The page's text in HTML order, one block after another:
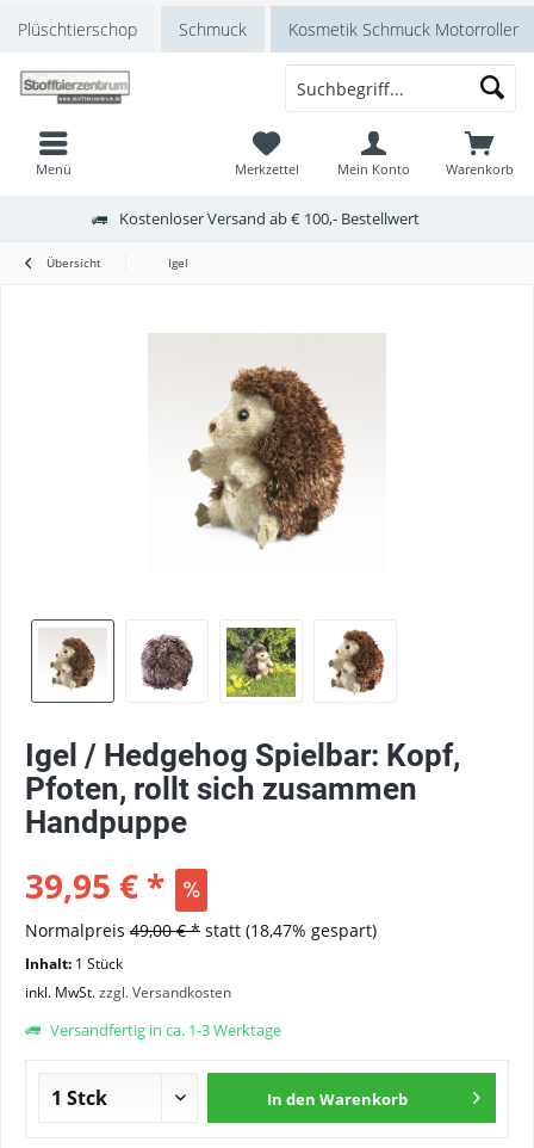
Plüschtierschop Schmuck Kosmetik Schmuck Motorroller
Menü Warenkorb
Merkzettel Mein Konto
Kostenloser Versand ab € 100,- Bestellwert
Übersicht Igel
Igel / Hedgehog Spielbar: Kopf,
Pfoten, rollt sich zusammen
Handpuppe
39,95 € *
Normalpreis 49,00 € * statt (18,47% gespart)
Inhalt: 1 Stück
inkl. MwSt.zzgl. Versandkosten
Versandfertig in ca. 1-3 Werktage
In den Warenkorb